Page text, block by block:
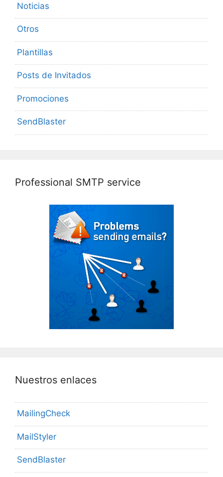
Noticias
Otros
Plantillas
Posts de Invitados
Promociones
SendBlaster
Professional SMTP service
Nuestros enlaces
MailingCheck
MailStyler
SendBlaster